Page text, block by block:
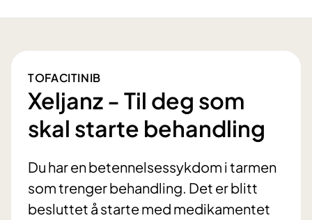
TOFACITINIB
Xeljanz - Til deg som
skal starte behandling
Du har en betennelsessykdom i tarmen
som trenger behandling. Det er blitt
besluttet å starte med medikamentet